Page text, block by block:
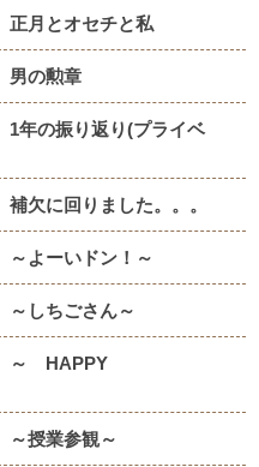
正月とオセチと私
男の勲章
1年の振り返り(プライベ
欠に回りました。。。
～よーいドン！～
～しちごさん～
～ HAPPY
～授業参観～